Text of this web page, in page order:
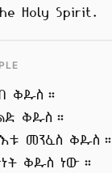
Holy Spirit.
ቅዱስ።
ቅዱስ።
መንፈስ ቅዱስ።
ቅዱስ ነው።